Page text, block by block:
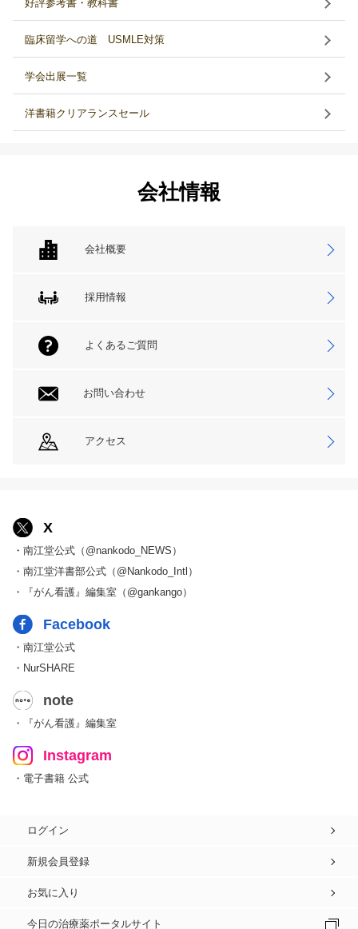
好評参考書・教科書
臨床留学への道 USMLE対策
学会出展一覧
洋書籍クリアランスセール
会社情報
会社概要
採用情報
よくあるご質問
お問い合わせ
アクセス
X
・南江堂公式（@nankodo_NEWS）
・南江堂洋書部公式（@Nankodo_Intl）
・『がん看護』編集室（@gankango）
Facebook
・南江堂公式
・NurSHARE
note
・『がん看護』編集室
Instagram
・電子書籍 公式
ログイン
新規会員登録
お気に入り
今日の治療薬ポータルサイト